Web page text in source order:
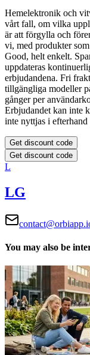
Hemelektronik och
vårt fall, om vilka
är att förgylla och
vi, med produkter
Good, helt enkelt.
uppdateras
erbjudandena. Fri
tillgängliga modeller
gånger per
Erbjudandet kan inte
inte nyttjas i
Get discount code
Get discount code
L
LG
You may also be